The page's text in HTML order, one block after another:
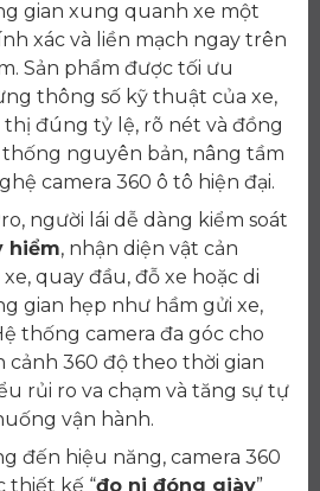
gian xung quanh xe một
xác và liền mạch ngay trên
Sản phẩm được tối ưu
thông số kỹ thuật của xe,
đúng tỷ lệ, rõ nét và đồng
thống nguyên bản, nâng tầm
camera 360 ô tô hiện đại.
người lái dễ dàng kiểm soát
hiểm, nhận diện vật cản
quay đầu, đỗ xe hoặc di
gian hẹp như hầm gửi xe,
thống camera đa góc cho
cảnh 360 độ theo thời gian
rủi ro va chạm và tăng sự tự
vận hành.
đến hiệu năng, camera 360
thiết kế “đo ni đóng giày”